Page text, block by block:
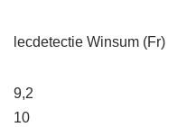
lecdetectie Winsum (Fr)
9,2
10